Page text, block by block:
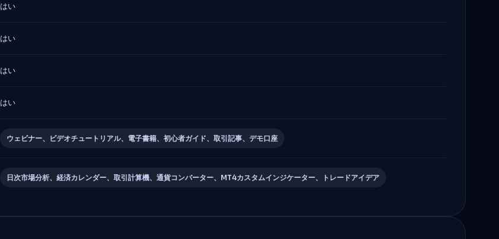
はい
はい
はい
はい
ウェビナー、ビデオチュートリアル、電子書籍、初心者ガイド、取引記事、デモ口座
日次市場分析、経済カレンダー、取引計算機、通貨コンバーター、MT4カスタムインジケーター、トレードアイデア